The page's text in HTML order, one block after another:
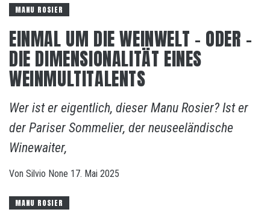
MANU ROSIER
EINMAL UM DIE WEINWELT – ODER –
DIE DIMENSIONALITÄT EINES
WEINMULTITALENTS
Wer ist er eigentlich, dieser Manu Rosier? Ist er
der Pariser Sommelier, der neuseeländische
Winewaiter,
Von Silvio None 17. Mai 2025
MANU ROSIER